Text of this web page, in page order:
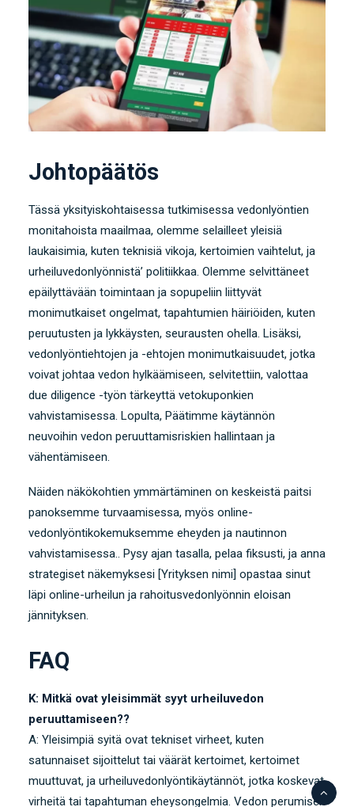
Johtopäätös
Tässä yksityiskohtaisessa tutkimisessa vedonlyöntien
monitahoista maailmaa, olemme selailleet yleisiä
laukaisimia, kuten teknisiä vikoja, kertoimien vaihtelut, ja
urheiluvedonlyönnistä’ politiikkaa. Olemme selvittäneet
epäilyttävään toimintaan ja sopupeliin liittyvät
monimutkaiset ongelmat, tapahtumien häiriöiden, kuten
peruutusten ja lykkäysten, seurausten ohella. Lisäksi,
vedonlyöntiehtojen ja -ehtojen monimutkaisuudet, jotka
voivat johtaa vedon hylkäämiseen, selvitettiin, valottaa
due diligence -työn tärkeyttä vetokuponkien
vahvistamisessa. Lopulta, Päätimme käytännön
neuvoihin vedon peruuttamisriskien hallintaan ja
vähentämiseen.
Näiden näkökohtien ymmärtäminen on keskeistä paitsi
panoksemme turvaamisessa, myös online-
vedonlyöntikokemuksemme eheyden ja nautinnon
vahvistamisessa.. Pysy ajan tasalla, pelaa fiksusti, ja anna
strategiset näkemyksesi [Yrityksen nimi] opastaa sinut
läpi online-urheilun ja rahoitusvedonlyönnin eloisan
jännityksen.
FAQ
K: Mitkä ovat yleisimmät syyt urheiluvedon
peruuttamiseen??
A: Yleisimpiä syitä ovat tekniset virheet, kuten
satunnaiset sijoittelut tai väärät kertoimet, kertoimet
muuttuvat, ja urheiluvedonlyöntikäytännöt, jotka koskevat
virheitä tai tapahtuman eheysongelmia. Vedon perumisen